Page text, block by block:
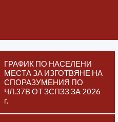
ГРАФИК ПО НАСЕЛЕНИ
МЕСТА ЗА ИЗГОТВЯНЕ НА
СПОРАЗУМЕНИЯ ПО
ЧЛ.37В ОТ ЗСПЗЗ ЗА 2026
г.